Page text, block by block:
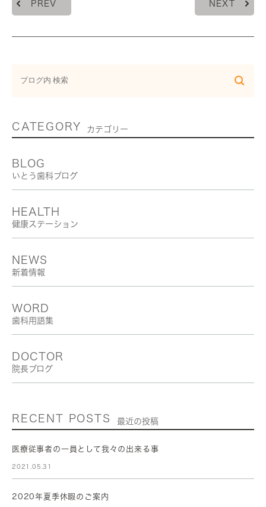
PREV NEXT
CATEGORY カテゴリー
BLOG
いとう歯科ブログ
HEALTH
健康ステーション
NEWS
新着情報
WORD
歯科用語集
DOCTOR
院長ブログ
RECENT POSTS 最近の投稿
医療従事者の一員として我々の出来る事
2021.05.31
2020年夏季休暇のご案内